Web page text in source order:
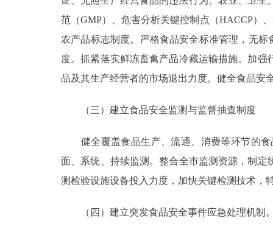
范（GMP）、危害分析关键控制点（HACCP）
农产品标志制度。严格食品安全标准管理，无
度。抓紧落实鲜冻畜禽产品冷藏运输措施。加
品及其生产经营者的市场退出力度。健全食品安
（三）建立食品安全监测与监督抽查制度
健全覆盖食品生产、流通、消费等环节的食
面、系统、持续监测。整合全市监测资源，制
测检验设施设备投入力度，加快关键检测技术，
（四）建立突发食品安全事件应急处理机制